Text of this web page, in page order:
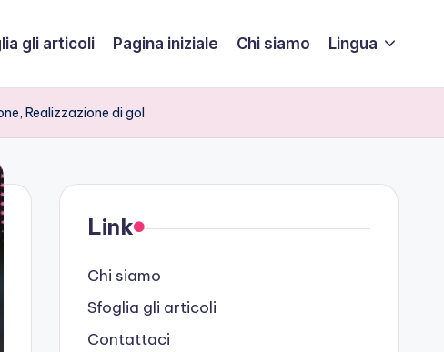
gli articoli Pagina iniziale Chi siamo Lingua
Realizzazione di gol
Link
Chi siamo
Sfoglia gli articoli
Contattaci